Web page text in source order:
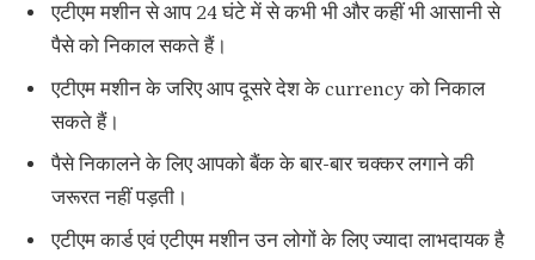
एटीएम मशीन से आप 24 घंटे में से कभी भी और कहीं भी आसानी से
पैसे को निकाल सकते हैं।
एटीएम मशीन के जरिए आप दूसरे देश के currency को निकाल
सकते हैं।
पैसे निकालने के लिए आपको बैंक के बार-बार चक्कर लगाने की
जरूरत नहीं पड़ती।
एटीएम कार्ड एवं एटीएम मशीन उन लोगों के लिए ज्यादा लाभदायक है